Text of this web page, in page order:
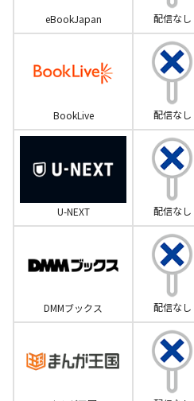
eBookJapan 配信なし
BookLive 配信なし
U-NEXT 配信なし
DMMブックス 配信なし